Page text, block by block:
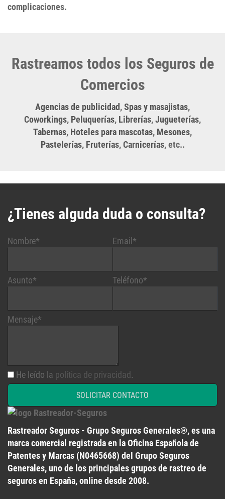
complicaciones.
Rastreamos todos los Seguros de
Comercios
Agencias de publicidad,Spas y masajistas,
Coworkings, Peluquerías, Librerías,Jugueterías,
Tabernas, Hoteles para mascotas, Mesones,
Pastelerías, Fruterías,Carnicerías, etc..
¿Tienes alguda duda o consulta?
Nombre*
Asunto*
Email*
Teléfono*
Mensaje*
He leído la política de privacidad .
SOLICITAR CONTACTO
Rastreador Seguros - Grupo Seguros Generales®, es una
marca comercial registrada en laOficina Española de
Patentes y Marcas (N0465668) del Grupo Seguros
Generales, uno de los principales grupos de rastreo de
seguros en España,online desde 2008.